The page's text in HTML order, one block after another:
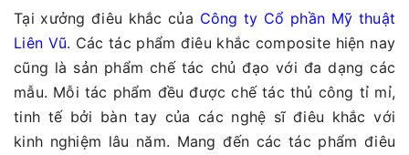
Tại xưởng điêu khắc của Công ty Cổ phần Mỹ thuật
Liên Vũ. Các tác phẩm điêu khắc composite hiện nay
cũng là sản phẩm chế tác chủ đạo với đa dạng các
mẫu. Mỗi tác phẩm đều được chế tác thủ công tỉ mỉ,
tinh tế bởi bàn tay của các nghệ sĩ điêu khắc với
kinh nghiệm lâu năm. Mang đến các tác phẩm điêu